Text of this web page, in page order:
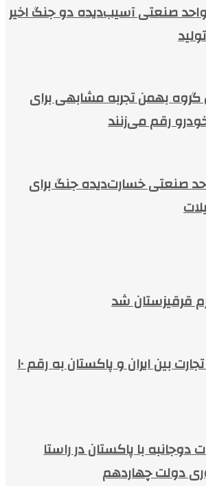
۴۶ واحد صنعتی آسیب‌دیده دو جنگ اخیر
گروه بهمن تجربه مشابهی برای
رقم می‌زنند
۵۰۰ واحد صنعتی خسارت‌دیده جنگ برای
قرقیزستان شد
افزایش حجم تجارت بین ایران و پاکستان به رقم ۱۰
دوجانبه با پاکستان در راستا
دولت چهاردهم